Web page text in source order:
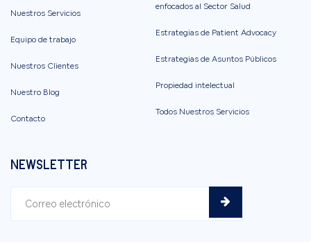
Nuestros Servicios
Equipo de trabajo
Nuestros Clientes
Nuestro Blog
Contacto
enfocados al Sector Salud
Estrategias de Patient Advocacy
Estrategias de Asuntos Públicos
Propiedad intelectual
Todos Nuestros Servicios
NEWSLETTER